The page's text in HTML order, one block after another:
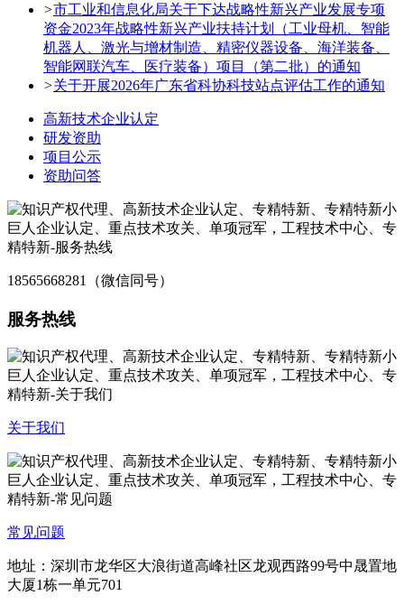
>市工业和信息化局关于下达战略性新兴产业发展专项
资金2023年战略性新兴产业扶持计划（工业母机、智能
机器人、激光与增材制造、精密仪器设备、海洋装备、
智能网联汽车、医疗装备）项目（第二批）的通知
>关于开展2026年广东省科协科技站点评估工作的通知
高新技术企业认定
研发资助
项目公示
资助问答
18565668281（微信同号）
服务热线
关于我们
常见问题
地址：深圳市龙华区大浪街道高峰社区龙观西路99号中晟置地
大厦1栋一单元701